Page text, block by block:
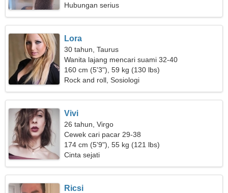
Hubungan serius
Lora
30 tahun, Taurus
Wanita lajang mencari suami 32-40
160 cm (5'3"), 59 kg (130 lbs)
Rock and roll, Sosiologi
Vivi
26 tahun, Virgo
Cewek cari pacar 29-38
174 cm (5'9"), 55 kg (121 lbs)
Cinta sejati
Ricsi